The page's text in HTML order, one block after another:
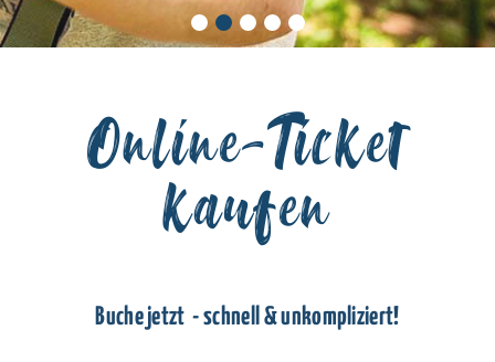
Online-Ticket
kaufen
Buche jetzt - schnell & unkompliziert!